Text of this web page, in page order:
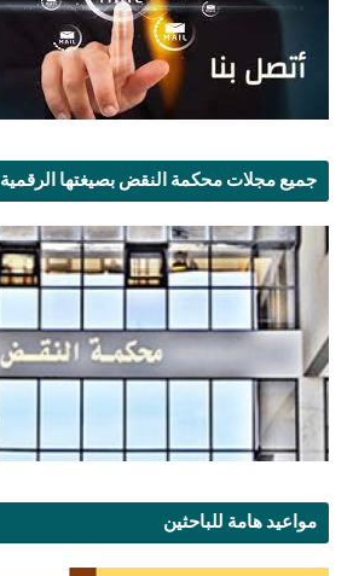
جميع مجلات محكمة النقض بصيغتها الرقمية
مواعيد هامة للباحثين